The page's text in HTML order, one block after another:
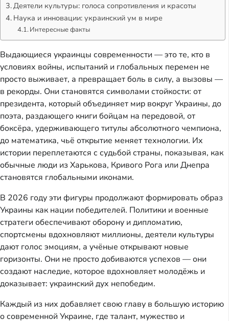
Деятели культуры: голоса сопротивления и красоты
Наука и инновации: украинский ум в мире
Интересные факты
Выдающиеся украинцы современности — это те, кто в
условиях войны, испытаний и глобальных перемен не
просто выживает, а превращает боль в силу, а вызовы —
в рекорды. Они становятся символами стойкости: от
президента, который объединяет мир вокруг Украины, до
поэта, раздающего книги бойцам на передовой, от
боксёра, удерживающего титулы абсолютного чемпиона,
до математика, чьё открытие меняет технологии. Их
истории переплетаются с судьбой страны, показывая, как
обычные люди из Харькова, Кривого Рога или Днепра
становятся глобальными иконами.
В 2026 году эти фигуры продолжают формировать образ
Украины как нации победителей. Политики и военные
стратеги обеспечивают оборону и дипломатию,
спортсмены вдохновляют миллионы, деятели культуры
дают голос эмоциям, а учёные открывают новые
горизонты. Они не просто добиваются успехов — они
создают наследие, которое вдохновляет молодёжь и
доказывает: украинский дух непобедим.
Каждый из них добавляет свою главу в большую историю
о современной Украине, где талант, мужество и